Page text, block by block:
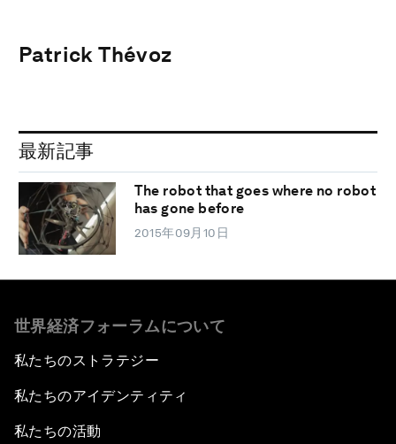
Patrick Thévoz
最新記事
The robot that goes where no robot
has gone before
2015年09月10日
世界経済フォーラムについて
私たちのストラテジー
私たちのアイデンティティ
私たちの活動